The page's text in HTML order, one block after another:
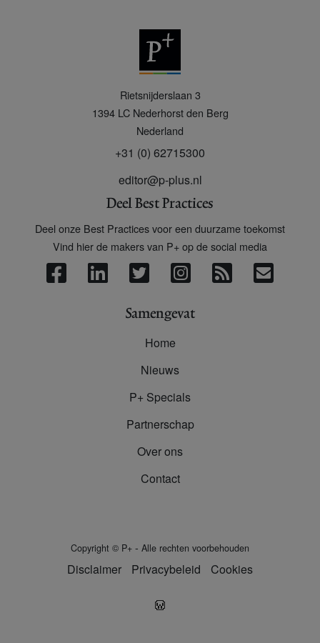
Rietsnijderslaan 3
1394 LC Nederhorst den Berg
Nederland
+31 (0) 62715300
editor@p-plus.nl
Deel Best Practices
Deel onze Best Practices voor een duurzame toekomst
Vind hier de makers van P+ op de social media
Samengevat
Home
Nieuws
P+ Specials
Partnerschap
Over ons
Contact
Copyright © P+ - Alle rechten voorbehouden
Disclaimer Privacybeleid Cookies